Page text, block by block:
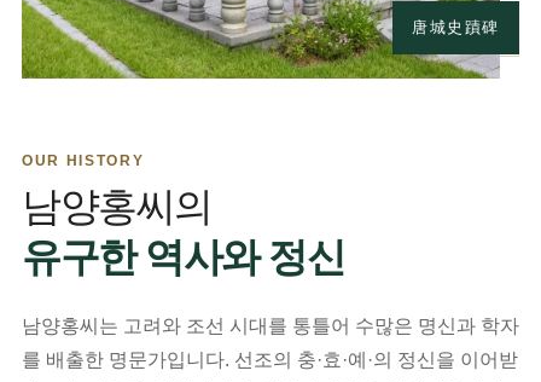
唐城史蹟碑
OUR HISTORY
남양홍씨의
유구한 역사와 정신
남양홍씨는 고려와 조선 시대를 통틀어 수많은 명신과 학자
를 배출한 명문가입니다. 선조의 충·효·예·의 정신을 이어받